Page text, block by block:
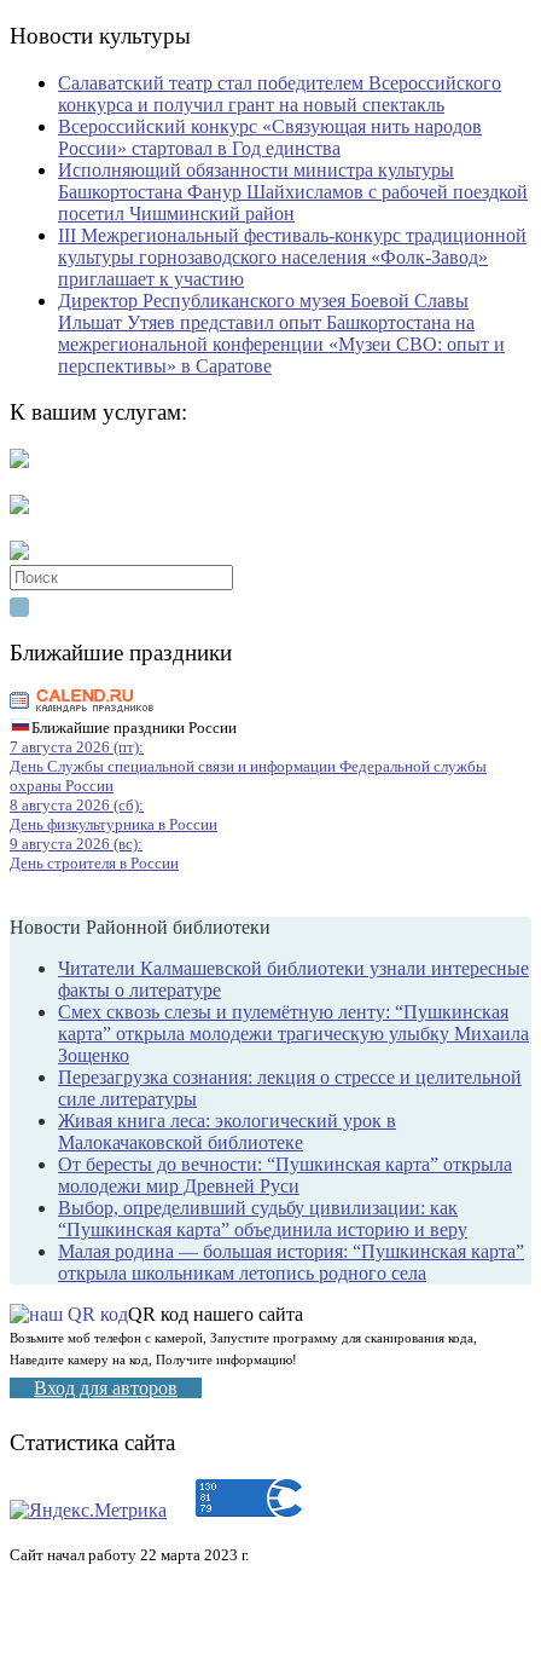
Новости культуры
Салаватский театр стал победителем Всероссийского
конкурса и получил грант на новый спектакль
Всероссийский конкурс «Связующая нить народов
России» стартовал в Год единства
Исполняющий обязанности министра культуры
Башкортостана Фанур Шайхисламов с рабочей поездкой
посетил Чишминский район
III Межрегиональный фестиваль-конкурс традиционной
культуры горнозаводского населения «Фолк-Завод»
приглашает к участию
Директор Республиканского музея Боевой Славы
Ильшат Утяев представил опыт Башкортостана на
межрегиональной конференции «Музеи СВО: опыт и
перспективы» в Саратове
К вашим услугам:
Search
for:
Ближайшие праздники
Ближайшие праздники России
7 августа 2026 (пт):
День Службы специальной связи и информации Федеральной службы
охраны России
8 августа 2026 (сб):
День физкультурника в России
9 августа 2026 (вс):
День строителя в России
Новости Районной библиотеки
Читатели Калмашевской библиотеки узнали интересные
факты о литературе
Смех сквозь слезы и пулемётную ленту: “Пушкинская
карта” открыла молодежи трагическую улыбку Михаила
Зощенко
Перезагрузка сознания: лекция о стрессе и целительной
силе литературы
Живая книга леса: экологический урок в
Малокачаковской библиотеке
От бересты до вечности: “Пушкинская карта” открыла
молодежи мир Древней Руси
Выбор, определивший судьбу цивилизации: как
“Пушкинская карта” объединила историю и веру
Малая родина — большая история: “Пушкинская карта”
открыла школьникам летопись родного села
QR код нашего сайта
Возьмите моб телефон с камерой, Запустите программу для сканирования кода,
Наведите камеру на код, Получите информацию!
Вход для авторов
Статистика сайта
Сайт начал работу 22 марта 2023 г.